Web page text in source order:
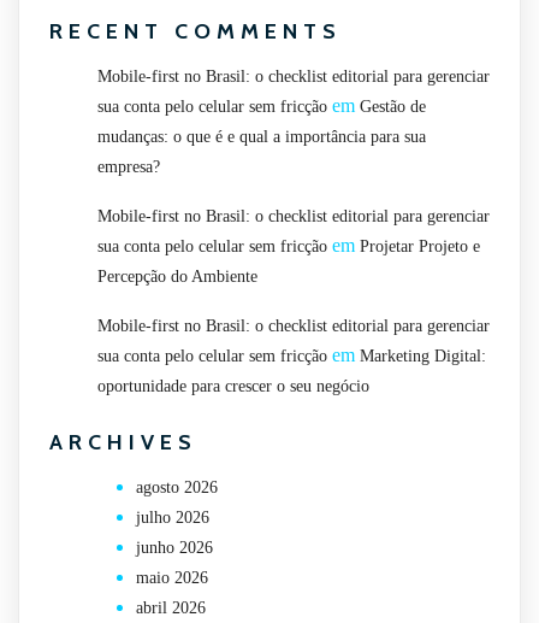
RECENT COMMENTS
Mobile-first no Brasil: o checklist editorial para gerenciar
sua conta pelo celular sem fricção em Gestão de
mudanças: o que é e qual a importância para sua
empresa?
Mobile-first no Brasil: o checklist editorial para gerenciar
sua conta pelo celular sem fricção em Projetar Projeto e
Percepção do Ambiente
Mobile-first no Brasil: o checklist editorial para gerenciar
sua conta pelo celular sem fricção em Marketing Digital:
oportunidade para crescer o seu negócio
ARCHIVES
agosto 2026
julho 2026
junho 2026
maio 2026
abril 2026